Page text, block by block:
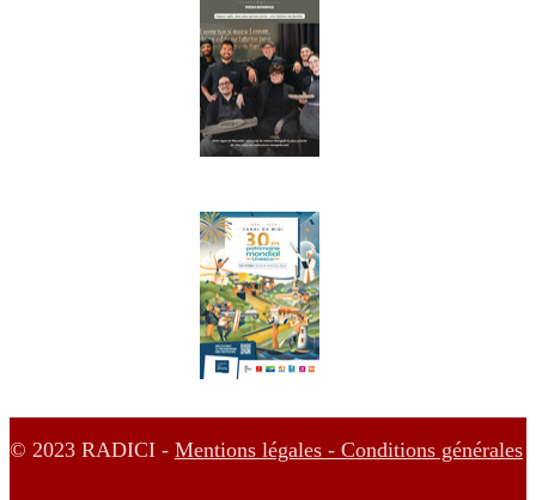
© 2023 RADICI - Mentions légales - Conditions générales